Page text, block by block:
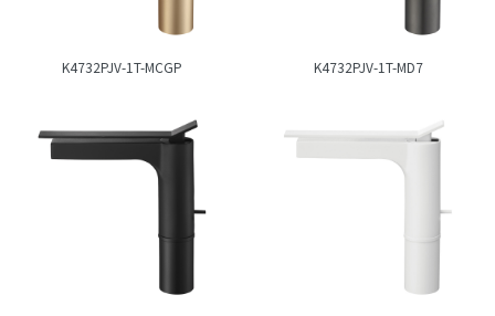
K4732PJV-1T-MCGP K4732PJV-1T-MD7